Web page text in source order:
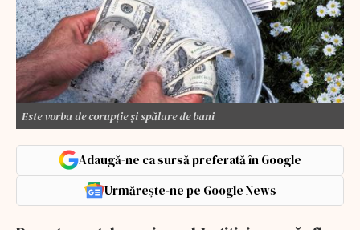
Este vorba de corupție și spălare de bani
Adaugă-ne ca sursă preferată în Google
Urmărește-ne pe Google News